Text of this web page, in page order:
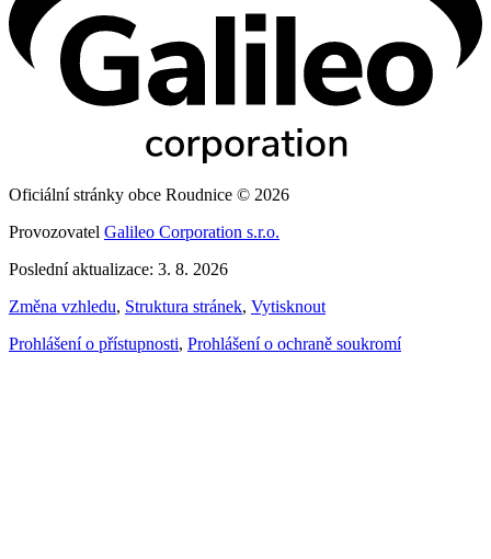
Oficiální stránky obce Roudnice © 2026
Provozovatel Galileo Corporation s.r.o.
Poslední aktualizace: 3. 8. 2026
Změna vzhledu, Struktura stránek, Vytisknout
Prohlášení o přístupnosti, Prohlášení o ochraně soukromí